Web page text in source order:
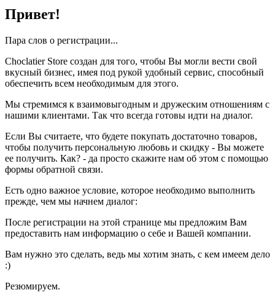
Привет!
Пара слов о регистрации...
Choclatier Store создан для того, чтобы Вы могли вести свой
вкусный бизнес, имея под рукой удобный сервис, способный
обеспечить всем необходимым для этого.
Мы стремимся к взаимовыгодным и дружеским отношениям с
нашими клиентами. Так что всегда готовы идти на диалог.
Если Вы считаете, что будете покупать достаточно товаров,
чтобы получить персональную любовь и скидку - Вы можете
ее получить. Как? - да просто скажите нам об этом с помощью
формы обратной связи.
Есть одно важное условие, которое необходимо выполнить
прежде, чем мы начнем диалог:
После регистрации на этой странице мы предложим Вам
предоставить нам информацию о себе и Вашей компании.
Вам нужно это сделать, ведь мы хотим знать, с кем имеем дело
:)
Резюмируем.